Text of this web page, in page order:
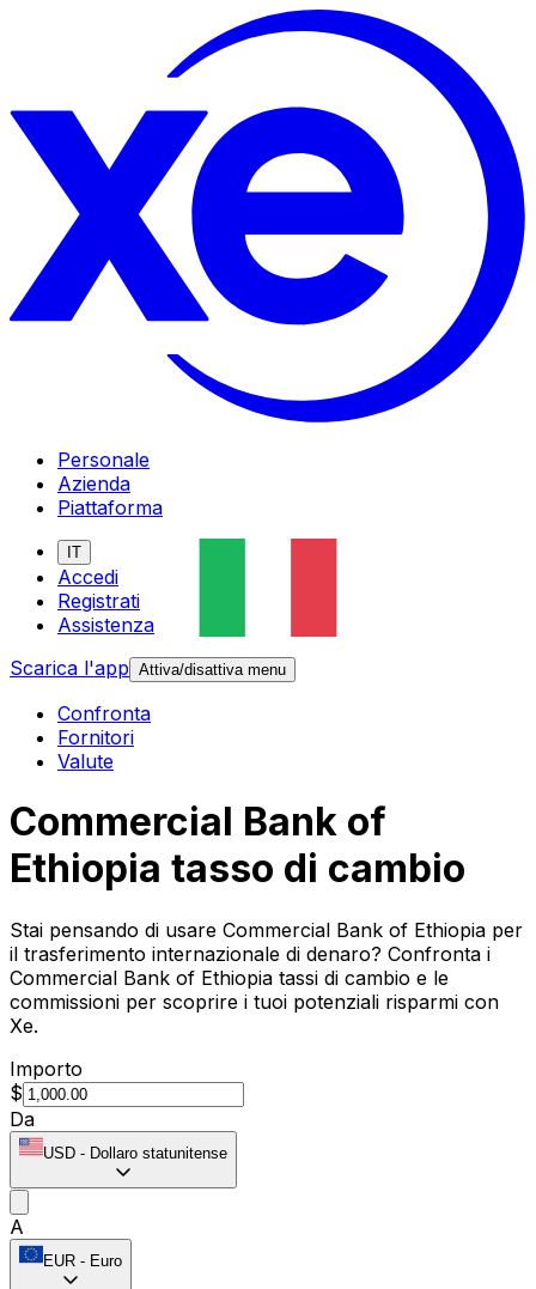
Personale
Azienda
Piattaforma
IT
Accedi
Registrati
Assistenza
Scarica l'app Attiva/disattiva menu
Confronta
Fornitori
Valute
Commercial Bank of
Ethiopia tasso di cambio
Stai pensando di usare Commercial Bank of Ethiopia per
il trasferimento internazionale di denaro? Confronta i
Commercial Bank of Ethiopia tassi di cambio e le
commissioni per scoprire i tuoi potenziali risparmi con
Xe.
Importo
$
Da
USD - Dollaro statunitense
A
EUR - Euro